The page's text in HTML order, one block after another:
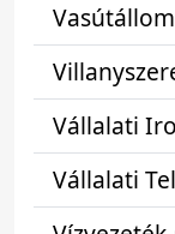
Vállalati
Vállalati